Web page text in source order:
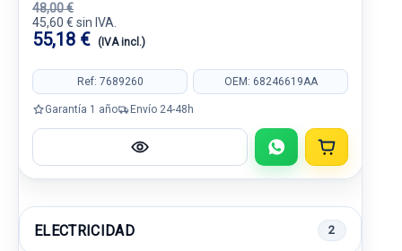
48,00 €
45,60 € sin IVA.
55,18 € (IVA incl.)
Ref: 7689260 OEM: 68246619AA
Garantía 1 año Envío 24-48h
ELECTRICIDAD 2